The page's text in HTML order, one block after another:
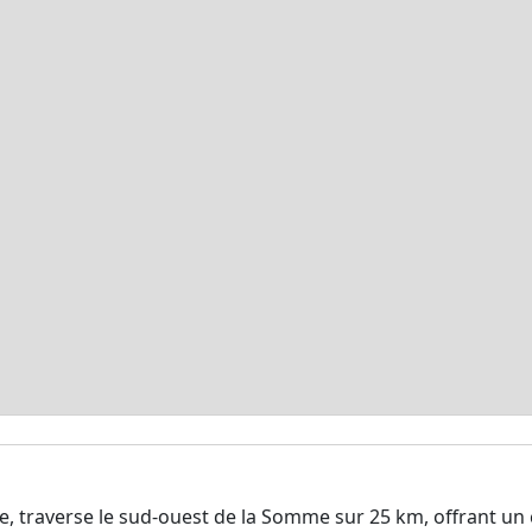
traverse le sud-ouest de la Somme sur 25 km, offrant